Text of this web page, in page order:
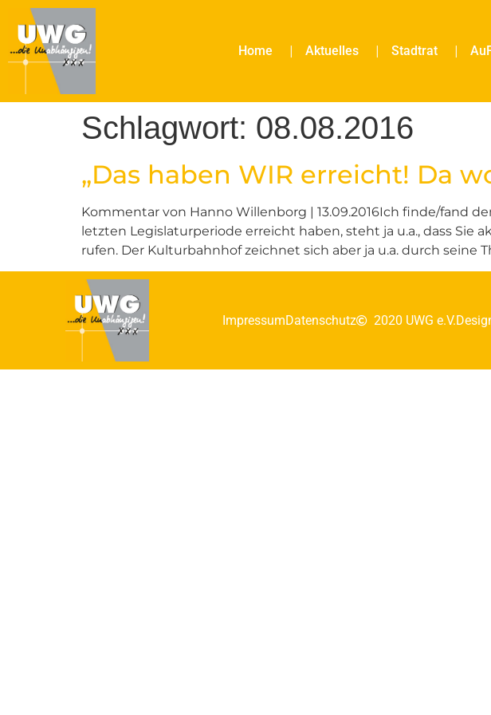
Home Aktuelles Stadtrat
Schlagwort: 08.08.2016
„Das haben WIR erreicht! Da
Kommentar von Hanno Willenborg | 13.09.2016Ich finde/fand
letzten Legislaturperiode erreicht haben, steht ja u.a., dass Sie
rufen. Der Kulturbahnhof zeichnet sich aber ja u.a. durch seine
ImpressumDatenschutz 2020 UWG e.V.